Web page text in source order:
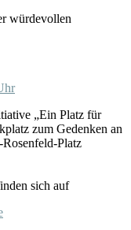
würdevollen
„Ein Platz für
zum Gedenken an
Platz
sich auf